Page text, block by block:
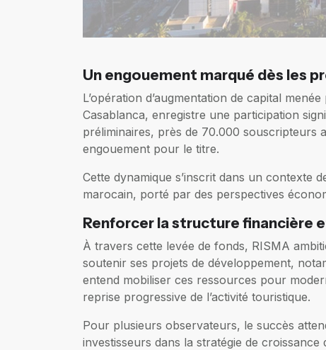
Un engouement marqué dès les
L’opération d’augmentation de capital
Casablanca, enregistre une participation
préliminaires, près de 70.000 souscripteurs
engouement pour le titre.
Cette dynamique s’inscrit dans un contexte
marocain, porté par des perspectives
Renforcer la structure financière
À travers cette levée de fonds, RISMA
soutenir ses projets de développement,
entend mobiliser ces ressources pour
reprise progressive de l’activité touristique.
Pour plusieurs observateurs, le succès
investisseurs dans la stratégie de croissance